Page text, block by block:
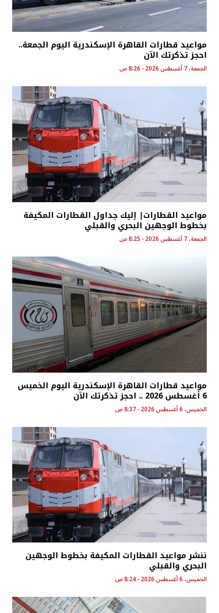
مواعيد قطارات القاهرة الإسكندرية اليوم الجمعة..
احجز تذكرتك الآن
الجمعة، 7 أغسطس 2026 - 8:26 ص
مواعيد القطارات| إليك جداول القطارات المكيفة
بخطوط الوجهين البحري والقبلي
الجمعة، 7 أغسطس 2026 - 8:25 ص
مواعيد قطارات القاهرة الإسكندرية اليوم الخميس
6 أغسطس 2026 .. احجز تذكرتك الآن
الخميس، 6 أغسطس 2026 - 8:37 ص
ننشر مواعيد القطارات المكيفة بخطوط الوجهين
البحري والقبلي
الخميس، 6 أغسطس 2026 - 8:24 ص